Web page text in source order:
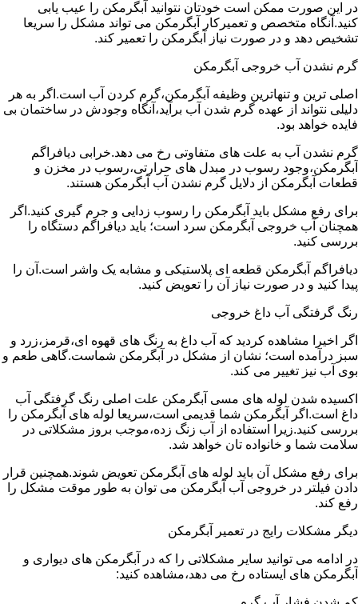
در این صورت ممکن است خودتان نتوانید آبگرمکن را عیب یابی
کنید.آنگاه متخصص و تعمیرکار آبگرمکن می تواند مشکل را سریعا
تشخیص دهد و در صورت نیاز آبگرمکن را تعمیر کند.
گرم نشدن آب خروجی آبگرمکن
اصلی ترین و تنهاترین وظیفه آبگرمکن،گرم کردن آب است.اگر به هر
دلیلی نتواند از عهده گرم شدن آب برآید،آنگاه وجودش در ساختمان بی
فایده خواهد بود.
گرم نشدن آب به علت های متفاوتی رخ می دهد.خرابی دیافراگم
آبگرمکن،وجود رسوب در مبدل های حرارتی،رسوب در مخزن و
قطعات آبگرمکن از دلایل گرم نشدن آب آبگرمکن هستند.
برای رفع مشکل باید آبگرمکن را رسوب زدایی و جرم گیری کنید.اگر
همچنان آب خروجی آبگرمکن سرد است؛ باید دیافراگم دستگاه را
بررسی کنید.
دیافراگم آبگرمکن قطعه ای پلاستیکی و مشابه یک واشر است.آن را
پیدا کنید و در صورت نیاز آن را تعویض کنید.
رنگ گرفتگی آب داغ خروجی
اگر اخیرا مشاهده کردید که آب داغ به رنگ های قهوه ای،قرمز،زرد و
سبز درآمده است؛ نشان از مشکل در آبگرمکن شماست.گاهی طعم و
بوی آب نیز تغییر می کند.
اکسیده شدن لوله های مسی آبگرمکن علت اصلی رنگ گرفتگی آب
داغ است.اگر آبگرمکن شما قدیمی است،سریعا لوله های آبگرمکن را
بررسی کنید.زیرا استفاده از آب زنگ زده،موجب بروز مشکلاتی در
سلامت شما و خانواده تان خواهد شد.
برای رفع مشکل آن باید لوله های آبگرمکن تعویض شوند.همچنین قرار
دادن فیلتر در خروجی آب آبگرمکن می توان به طور موقت مشکل را
رفع کند.
دیگر مشکلات رایج در تعمیر آبگرمکن
در ادامه می توانید سایر مشکلاتی را که در آبگرمکن های دیواری و
آبگرمکن های ایستاده رخ می دهد،مشاهده کنید: